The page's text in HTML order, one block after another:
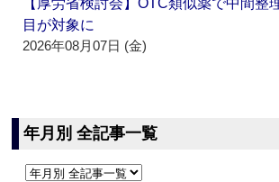
【厚労省検討会】OTC類似薬で中間整
目が対象に
2026年08月07日 (金)
年月別 全記事一覧